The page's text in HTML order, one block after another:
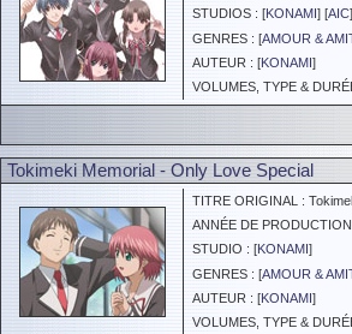
STUDIOS : [KONAMI] [AIC]
GENRES : [AMOUR &
AUTEUR : [KONAMI]
VOLUMES, TYPE &
Tokimeki Memorial - Only Love Special
TITRE ORIGINAL :
ANNÉE DE
STUDIO : [KONAMI]
GENRES : [AMOUR &
AUTEUR : [KONAMI]
VOLUMES, TYPE &